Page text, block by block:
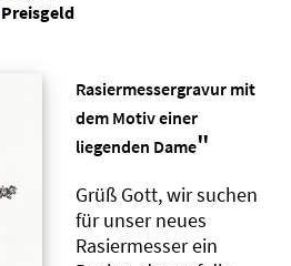
Preisgeld
Rasiermessergravur mit
dem Motiv einer
liegenden Dame"
Grüß Gott, wir suchen
für unser neues
Rasiermesser ein